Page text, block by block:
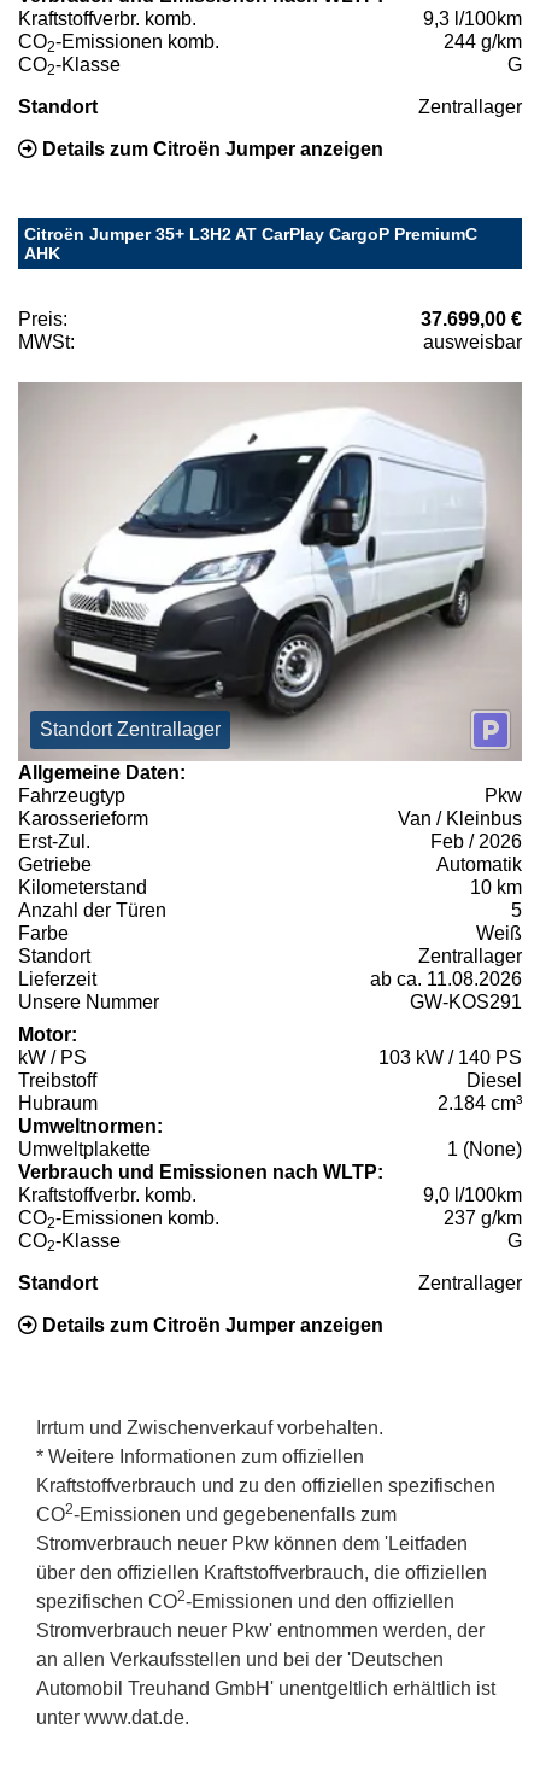
Kraftstoffverbr. komb.
9,3 l/100km
CO2-Emissionen komb.
244 g/km
CO2-Klasse G
Standort Zentrallager
Details zum Citroën Jumper anzeigen
Citroën Jumper 35+ L3H2 AT CarPlay CargoP PremiumC
AHK
Preis:
37.699,00 €
MWSt:
ausweisbar
Standort Zentrallager
Allgemeine Daten:
Fahrzeugtyp
Pkw
Karosserieform
Van / Kleinbus
Erst-Zul.
Feb / 2026
Getriebe
Automatik
Kilometerstand
10 km
Anzahl der Türen
5
Farbe
Weiß
Standort
Zentrallager
Lieferzeit
ab ca. 11.08.2026
Unsere Nummer
GW-KOS291
Motor:
kW / PS
103 kW / 140 PS
Treibstoff
Diesel
Hubraum
2.184 cm³
Umweltnormen:
Umweltplakette
1 (None)
Verbrauch und Emissionen nach WLTP:
Kraftstoffverbr. komb.
9,0 l/100km
CO2-Emissionen komb.
237 g/km
CO2-Klasse G
Standort Zentrallager
Details zum Citroën Jumper anzeigen
Irrtum und Zwischenverkauf vorbehalten.
* Weitere Informationen zum offiziellen
Kraftstoffverbrauch und zu den offiziellen spezifischen
CO2-Emissionen und gegebenenfalls zum
Stromverbrauch neuer Pkw können dem 'Leitfaden
über den offiziellen Kraftstoffverbrauch, die offiziellen
spezifischen CO2-Emissionen und den offiziellen
Stromverbrauch neuer Pkw' entnommen werden, der
an allen Verkaufsstellen und bei der 'Deutschen
Automobil Treuhand GmbH' unentgeltlich erhältlich ist
unter www.dat.de.